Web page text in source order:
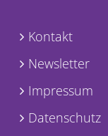
Kontakt
Newsletter
Impressum
Datenschutz